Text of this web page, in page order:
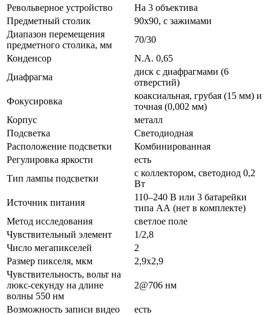
Револьверное устройство
На 3 объектива
Предметный столик
90x90, с зажимами
Диапазон перемещения
предметного столика, мм
70/30
Конденсор
N.A. 0,65
Диафрагма
диск с диафрагмами (6
отверстий)
Фокусировка
коаксиальная, грубая (15 мм) и
точная (0,002 мм)
Корпус
металл
Подсветка
Светодиодная
Расположение подсветки
Комбинированная
Регулировка яркости
есть
Тип лампы подсветки
с коллектором, светодиод 0,2
Вт
Источник питания
110–240 В или 3 батарейки
типа АА (нет в комплекте)
Метод исследования
светлое поле
Чувствительный элемент
1/2,8
Число мегапикселей
2
Размер пикселя, мкм
2,9x2,9
Чувствительность, вольт на
люкс-секунду на длине
волны 550 нм
2@706 нм
Возможность записи видео
есть